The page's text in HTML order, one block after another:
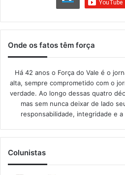
Onde os fatos têm força
Há 42 anos o Força do Vale é o
alta, sempre comprometido com o
verdade. Ao longo dessas quatro
mas sem nunca deixar de lado
responsabilidade, integridade e
Colunistas